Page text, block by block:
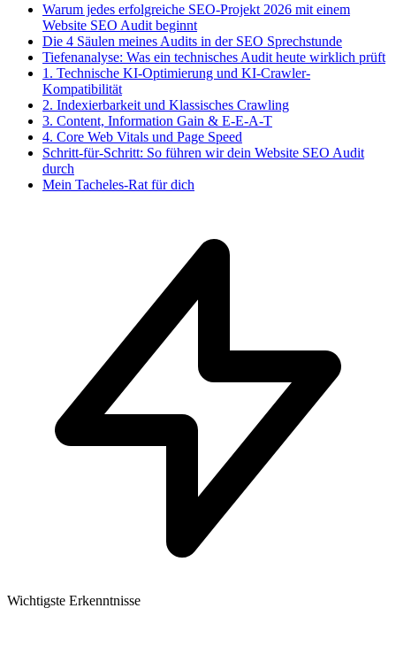
Warum jedes erfolgreiche SEO-Projekt 2026 mit einem
Website SEO Audit beginnt
Die 4 Säulen meines Audits in der SEO Sprechstunde
Tiefenanalyse: Was ein technisches Audit heute wirklich prüft
1. Technische KI-Optimierung und KI-Crawler-
Kompatibilität
2. Indexierbarkeit und Klassisches Crawling
3. Content, Information Gain & E-E-A-T
4. Core Web Vitals und Page Speed
Schritt-für-Schritt: So führen wir dein Website SEO Audit
durch
Mein Tacheles-Rat für dich
Wichtigste Erkenntnisse